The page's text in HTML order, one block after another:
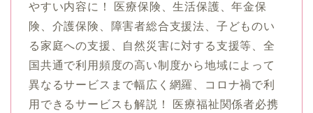
やすい内容に！ 医療保険、生活保護、年金保
険、介護保険、障害者総合支援法、子どものい
る家庭への支援、自然災害に対する支援等、全
国共通で利用頻度の高い制度から地域によって
異なるサービスまで幅広く網羅、コロナ禍で利
用できるサービスも解説！ 医療福祉関係者必携